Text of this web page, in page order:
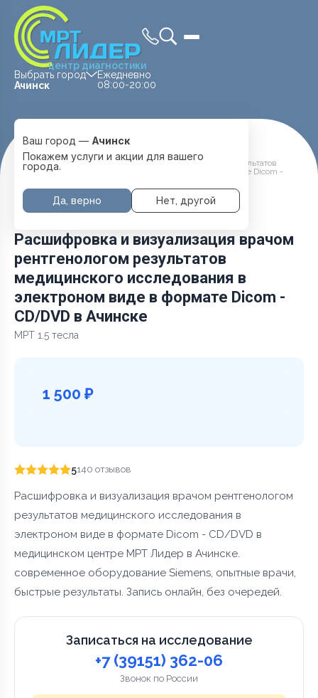
центр диагностики
Выбрать город
Ачинск
Ежедневно
08:00-20:00
Ваш город — Ачинск
Покажем услуги и акции для вашего
города.
Да, верно Нет, другой
Главная Услуги и цены
Расшифровка и визуализация врачом рентгенологом результатов
медицинского исследования в электроном виде в формате Dicom -
Расшифровка и визуализация врачом
рентгенологом результатов
медицинского исследования в
электроном виде в формате Dicom -
CD/DVD в Ачинске
МРТ 1.5 тесла
1 500 ₽
5140 отзывов
Расшифровка и визуализация врачом рентгенологом
результатов медицинского исследования в
электроном виде в формате Dicom - CD/DVD в
медицинском центре МРТ Лидер в Ачинске.
современное оборудование Siemens, опытные врачи,
быстрые результаты. Запись онлайн, без очередей.
Записаться на исследование
+7 (39151) 362-06
Звонок по России